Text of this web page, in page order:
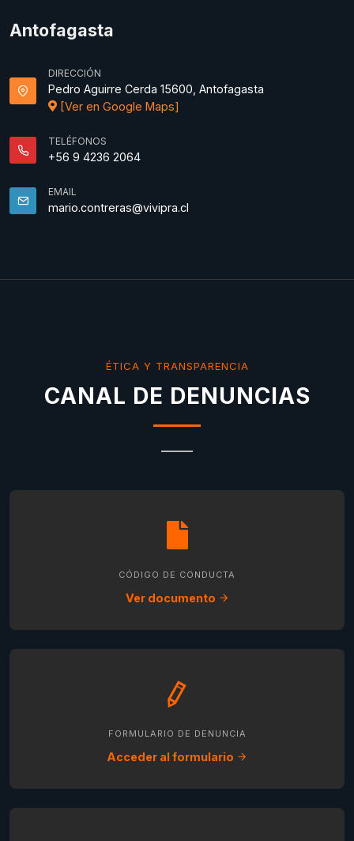
Antofagasta
DIRECCIÓN
Pedro Aguirre Cerda 15600, Antofagasta
[Ver en Google Maps]
TELÉFONOS
+56 9 4236 2064
EMAIL
mario.contreras@vivipra.cl
ÉTICA Y TRANSPARENCIA
CANAL DE DENUNCIAS
CÓDIGO DE CONDUCTA
Ver documento
FORMULARIO DE DENUNCIA
Acceder al formulario